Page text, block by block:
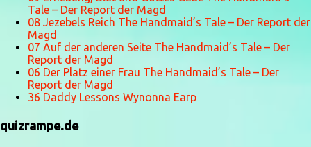
Tale – Der Report der Magd
08 Jezebels Reich The Handmaid’s Tale – Der Report der
Magd
07 Auf der anderen Seite The Handmaid’s Tale – Der
Report der Magd
06 Der Platz einer Frau The Handmaid’s Tale – Der
Report der Magd
36 Daddy Lessons Wynonna Earp
quizrampe.de